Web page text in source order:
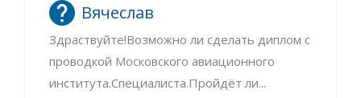
Вячеслав
Здраствуйте!Возможно ли сделать диплом с
проводкой Московского авиационного
института.Специалиста.Пройдёт ли...